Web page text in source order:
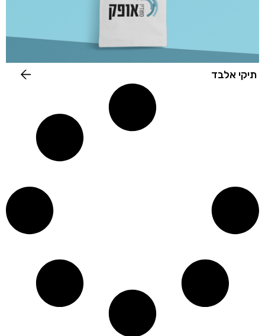
תיקי אלבד